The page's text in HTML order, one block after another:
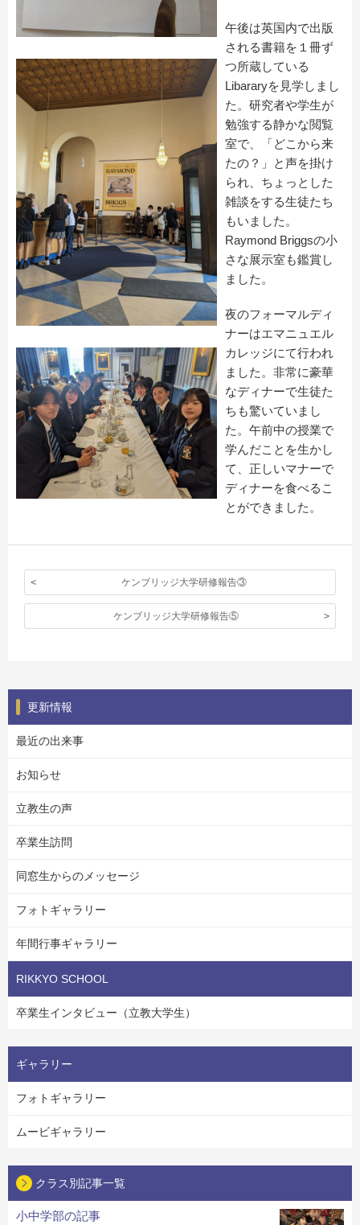
午後は英国内で出版
される書籍を１冊ず
つ所蔵している
Libararyを見学しまし
た。研究者や学生が
勉強する静かな閲覧
室で、「どこから来
たの？」と声を掛け
られ、ちょっとした
雑談をする生徒たち
もいました。
Raymond Briggsの小
さな展示室も鑑賞し
ました。
夜のフォーマルディ
ナーはエマニュエル
カレッジにて行われ
ました。非常に豪華
なディナーで生徒た
ちも驚いていまし
た。午前中の授業で
学んだことを生かし
て、正しいマナーで
ディナーを食べるこ
とができました。
ケンブリッジ大学研修報告③
ケンブリッジ大学研修報告⑤
更新情報
最近の出来事
お知らせ
立教生の声
卒業生訪問
同窓生からのメッセージ
フォトギャラリー
年間行事ギャラリー
RIKKYO SCHOOL
卒業生インタビュー（立教大学生）
ギャラリー
フォトギャラリー
ムービギャラリー
クラス別記事一覧
小中学部の記事